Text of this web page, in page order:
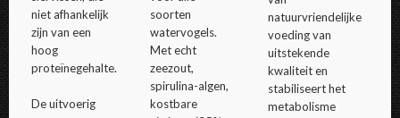
niet afhankelijk
zijn van een
hoog
proteïnegehalte.
De uitvoerig
soorten
watervogels.
Met echt
zeezout,
spirulina-algen,
kostbare
natuurvriendelijke
voeding van
uitstekende
kwaliteit en
stabiliseert het
metabolisme